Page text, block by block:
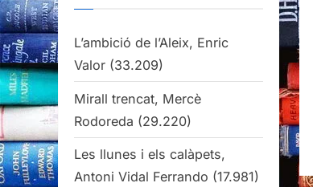
L’ambició de l’Aleix, Enric
Valor (33.209)
Mirall trencat, Mercè
Rodoreda (29.220)
Les llunes i els calàpets,
Antoni Vidal Ferrando (17.981)